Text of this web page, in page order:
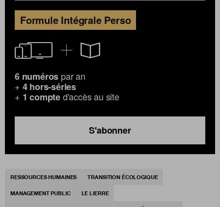
Formule Intégrale Perso
6 numéros par an
+ 4 hors-séries
+ 1 compted'accès au site
S'abonner
RESSOURCES HUMAINES TRANSITION ÉCOLOGIQUE
MANAGEMENT PUBLIC LE LIERRE